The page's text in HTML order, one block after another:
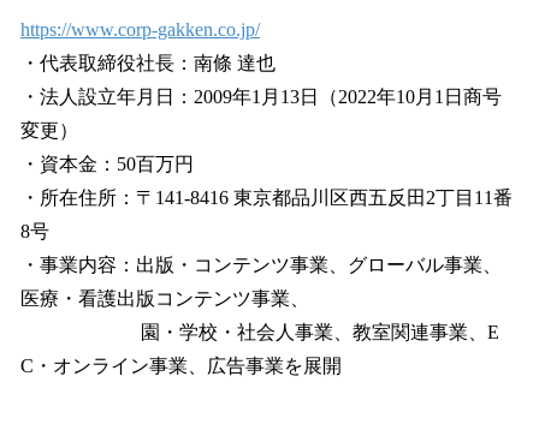
https://www.corp-gakken.co.jp/
・代表取締役社長：南條 達也
・法人設立年月日：2009年1月13日（2022年10月1日商号
変更）
・資本金：50百万円
・所在住所：〒141-8416 東京都品川区西五反田2丁目11番
8号
・事業内容：出版・コンテンツ事業、グローバル事業、
医療・看護出版コンテンツ事業、
園・学校・社会人事業、教室関連事業、E
C・オンライン事業、広告事業を展開